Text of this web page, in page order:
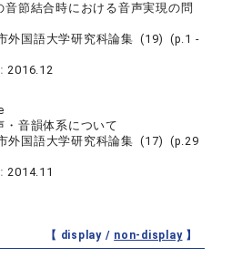
音節結合時における音声実現の問
外国語大学研究科論集 (19) (p.1 -
2016.12
・音韻体系について
外国語大学研究科論集 (17) (p.29
2014.11
【 display / non-display】